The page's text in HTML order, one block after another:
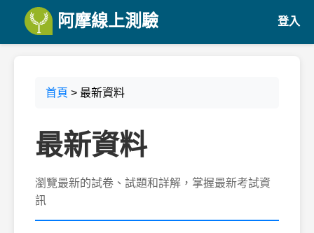
阿摩線上測驗 登入
首頁 > 最新資料
最新資料
瀏覽最新的試卷、試題和詳解，掌握最新考試資
訊